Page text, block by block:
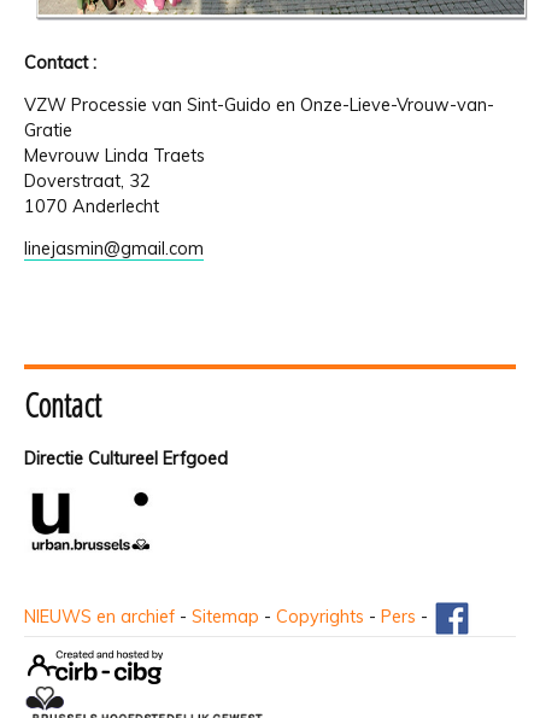
Contact :
VZW Processie van Sint-Guido en Onze-Lieve-Vrouw-van-
Gratie
Mevrouw Linda Traets
Doverstraat, 32
1070 Anderlecht
linejasmin@gmail.com
Contact
Directie Cultureel Erfgoed
NIEUWS en archief - Sitemap - Copyrights - Pers -